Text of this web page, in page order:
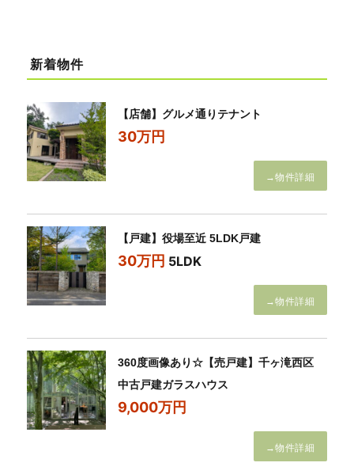
新着物件
【店舗】グルメ通りテナント
30万円
→物件詳細
【戸建】役場至近 5LDK戸建
30万円 5LDK
→物件詳細
360度画像あり☆【売戸建】千ヶ滝西区
中古戸建ガラスハウス
9,000万円
→物件詳細